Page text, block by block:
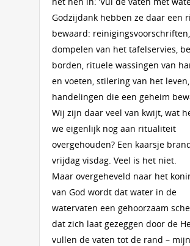
Godzijdank hebben ze daar een
bewaard:
dompelen van het tafelservies,
borden, rituele wassingen van
en voeten, stilering van het leven,
handelingen die een geheim
Wij zijn daar veel van kwijt, wat
we eigenlijk nog aan ritualiteit
overgehouden? Een kaarsje
vrijdag visdag. Veel is het niet.
Maar overgeheveld naar het
van God wordt dat water in de
watervaten een gehoorzaam
dat zich laat gezeggen door de
vullen de vaten tot de rand –